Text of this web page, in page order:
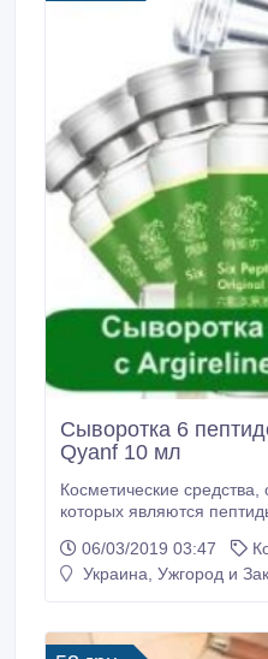
Сыворотка 6
Qyanf 10 мл
Косметические средства, основными компонентами
которых являются пептиды, -
косметологии. С каждым
завоевывает сердца ее
новинки пептидных препаратов,
06/03/2019 03:47
Украина, Ужгород и